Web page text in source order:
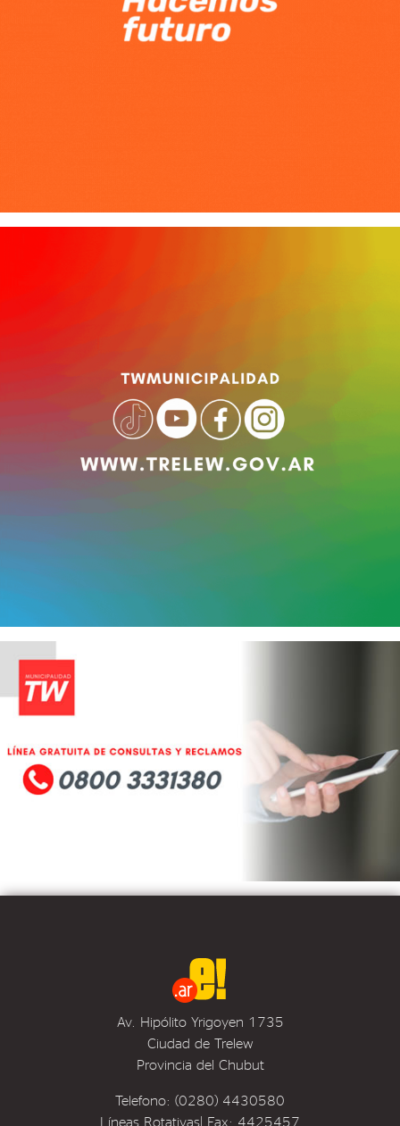
Av. Hipólito Yrigoyen 1735
Ciudad de Trelew
Provincia del Chubut
Telefono: (0280) 4430580
Líneas Rotativas| Fax: 4425457